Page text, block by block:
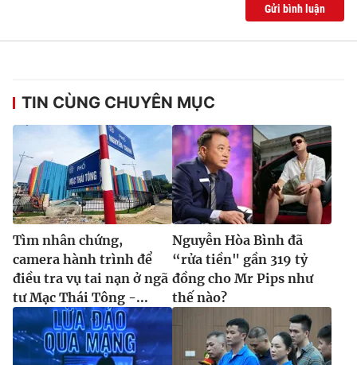
Gửi bình luận
TIN CÙNG CHUYÊN MỤC
Tìm nhân chứng,
camera hành trình để
điều tra vụ tai nạn ở ngã
tư Mạc Thái Tông -...
Nguyễn Hòa Bình đã
“rửa tiền" gần 319 tỷ
đồng cho Mr Pips như
thế nào?